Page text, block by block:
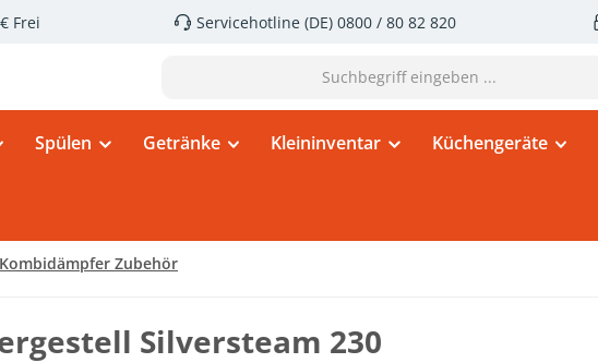
Frei Servicehotline (DE) 0800 / 80 82 820
Spülen Getränke Kleininventar Küchengeräte
Kombidämpfer Zubehör
Silversteam 230